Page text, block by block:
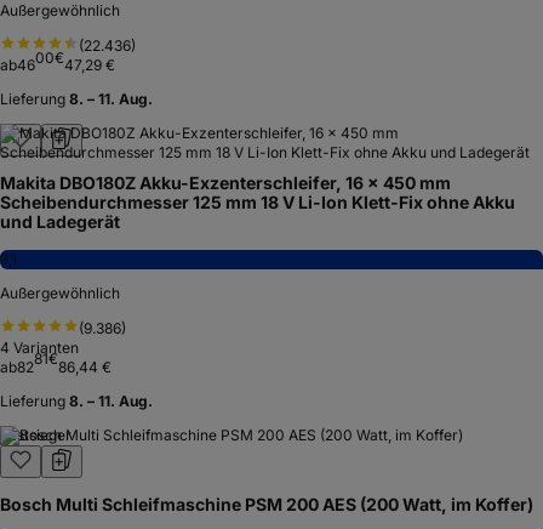
Außergewöhnlich
(22.436)
ab4600€47,29 €
Lieferung 8. – 11. Aug.
Makita DBO180Z Akku-Exzenterschleifer, 16 x 450 mm
Scheibendurchmesser 125 mm 18 V Li-Ion Klett-Fix ohne Akku
und Ladegerät
9,1
Außergewöhnlich
(9.386)
4 Varianten
ab8281€86,44 €
Lieferung 8. – 11. Aug.
Testsieger
Bosch Multi Schleifmaschine PSM 200 AES (200 Watt, im Koffer)